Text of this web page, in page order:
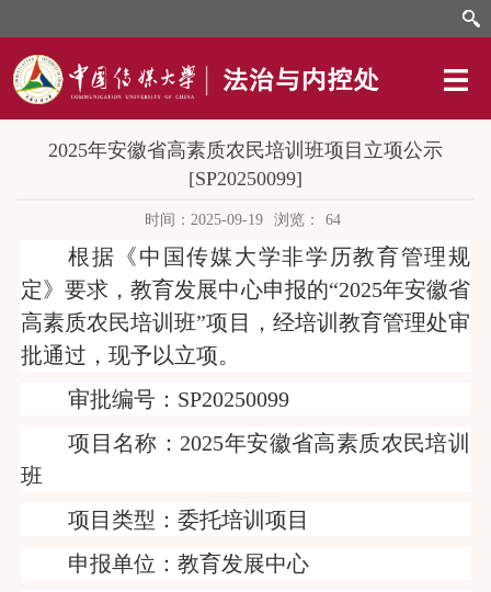
2025年安徽省高素质农民培训班项目立项公示
[SP20250099]
时间：2025-09-19 浏览： 64
根据《中国传媒大学非学历教育管理规
定》要求，教育发展中心申报的“2025年安徽省
高素质农民培训班”项目，经培训教育管理处审
批通过，现予以立项。
审批编号：SP20250099
项目名称： 2025年安徽省高素质农民培训
班
项目类型：委托培训项目
申报单位：教育发展中心